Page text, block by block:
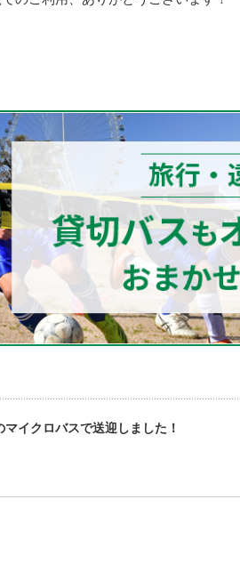
マイクロバスで送迎しました！